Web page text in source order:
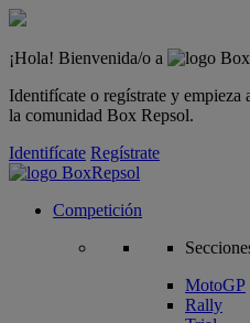
¡Hola! Bienvenida/o a
Identifícate o regístrate y empieza
la comunidad Box Repsol.
Identifícate Regístrate
Competición
MotoGP
Rally